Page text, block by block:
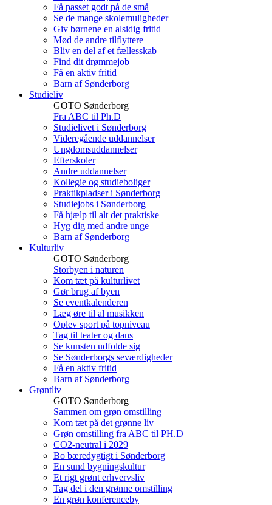
Få passet godt på de små
Se de mange skolemuligheder
Giv børnene en alsidig fritid
Mød de andre tilflyttere
Bliv en del af et fællesskab
Find dit drømmejob
Få en aktiv fritid
Barn af Sønderborg
Studieliv
GOTO Sønderborg
Fra ABC til Ph.D
Studielivet i Sønderborg
Videregående uddannelser
Ungdomsuddannelser
Efterskoler
Andre uddannelser
Kollegie og studieboliger
Praktikpladser i Sønderborg
Studiejobs i Sønderborg
Få hjælp til alt det praktiske
Hyg dig med andre unge
Barn af Sønderborg
Kulturliv
GOTO Sønderborg
Storbyen i naturen
Kom tæt på kulturlivet
Gør brug af byen
Se eventkalenderen
Læg øre til al musikken
Oplev sport på topniveau
Tag til teater og dans
Se kunsten udfolde sig
Se Sønderborgs seværdigheder
Få en aktiv fritid
Barn af Sønderborg
Grøntliv
GOTO Sønderborg
Sammen om grøn omstilling
Kom tæt på det grønne liv
Grøn omstilling fra ABC til PH.D
CO2-neutral i 2029
Bo bæredygtigt i Sønderborg
En sund bygningskultur
Et rigt grønt erhvervsliv
Tag del i den grønne omstilling
En grøn konferenceby